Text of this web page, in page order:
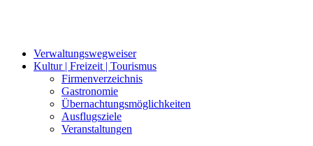
Verwaltungswegweiser
Kultur | Freizeit | Tourismus
Firmenverzeichnis
Gastronomie
Übernachtungsmöglichkeiten
Ausflugsziele
Veranstaltungen